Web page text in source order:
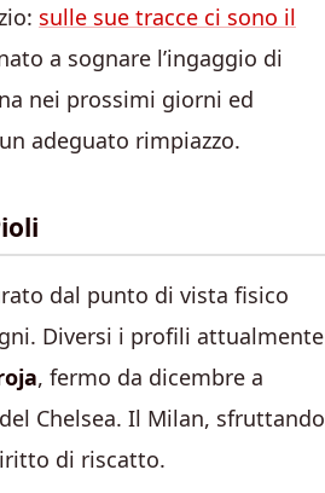
sulle sue tracce ci sono il
a sognare l’ingaggio di
nei prossimi giorni ed
adeguato rimpiazzo.
dal punto di vista fisico
Diversi i profili attualmente
, fermo da dicembre a
Chelsea. Il Milan, sfruttando
di riscatto.